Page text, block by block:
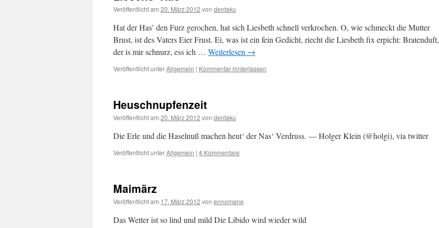
Veröffentlicht am 20. März 2012 von dentaku
Hat der Has’ den Furz gerochen, hat sich Liesbeth schnell verkrochen. O, wie schmeckt die Mutter
Brust, ist des Vaters Eier Frust. Ei, was ist ein fein Gedicht, riecht die Liesbeth fix erpicht: Bratenduft,
der is mir schnurz, ess ich … Weiterlesen →
Veröffentlicht unterAllgemein | Kommentar hinterlassen
Heuschnupfenzeit
Veröffentlicht am 20. März 2012 von dentaku
Die Erle und die Haselnuß machen heut‘ der Nas‘ Verdruss. — Holger Klein (@holgi), via twitter
Veröffentlicht unterAllgemein | 4 Kommentare
Maimärz
Veröffentlicht am 17. März 2012 von ennomane
Das Wetter ist so lind und mild Die Libido wird wieder wild